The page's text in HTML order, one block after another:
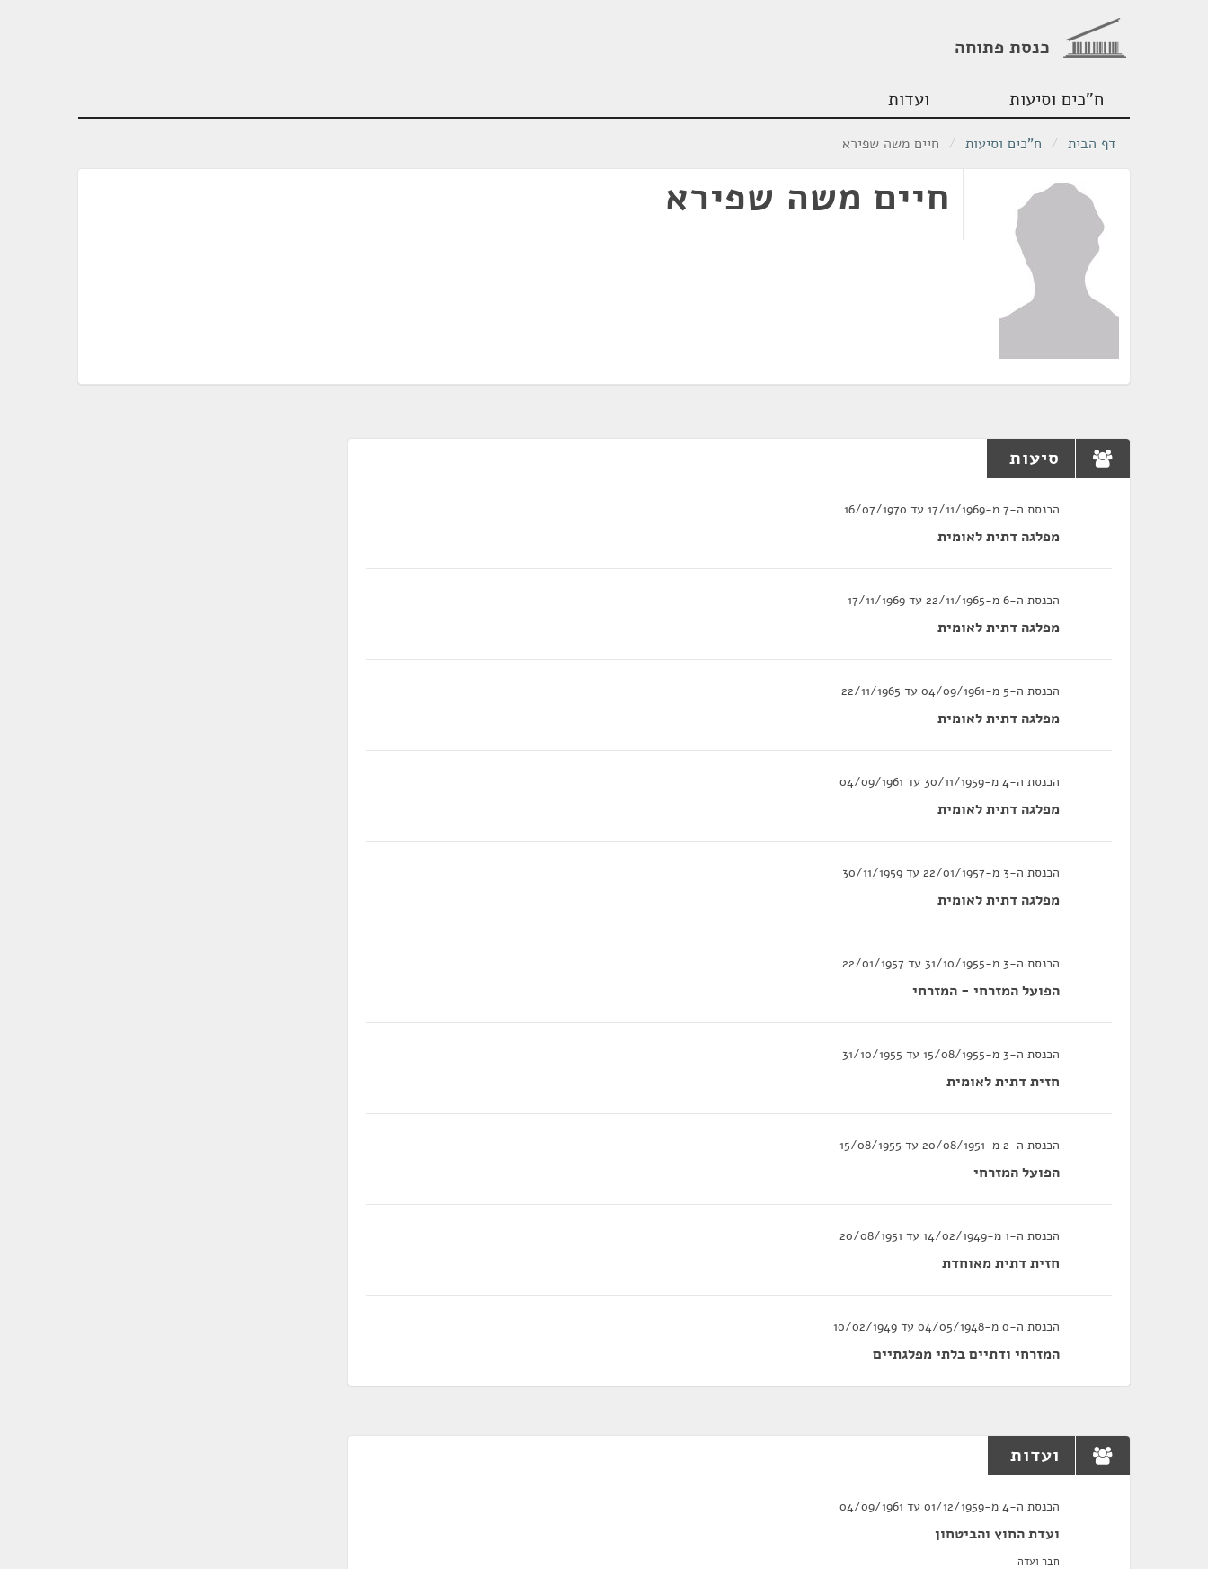
כנסת פתוחה
ח"כים וסיעות ועדות
דף הבית / ח"כים וסיעות / חיים משה שפירא
חיים משה שפירא
סיעות
הכנסת ה-7 מ-17/11/1969 עד 16/07/1970
מפלגה דתית לאומית
הכנסת ה-6 מ-22/11/1965 עד 17/11/1969
מפלגה דתית לאומית
הכנסת ה-5 מ-04/09/1961 עד 22/11/1965
מפלגה דתית לאומית
הכנסת ה-4 מ-30/11/1959 עד 04/09/1961
מפלגה דתית לאומית
הכנסת ה-3 מ-22/01/1957 עד 30/11/1959
מפלגה דתית לאומית
הכנסת ה-3 מ-31/10/1955 עד 22/01/1957
הפועל המזרחי - המזרחי
הכנסת ה-3 מ-15/08/1955 עד 31/10/1955
חזית דתית לאומית
הכנסת ה-2 מ-20/08/1951 עד 15/08/1955
הפועל המזרחי
הכנסת ה-1 מ-14/02/1949 עד 20/08/1951
חזית דתית מאוחדת
הכנסת ה-0 מ-04/05/1948 עד 10/02/1949
המזרחי ודתיים בלתי מפלגתיים
ועדות
הכנסת ה-4 מ-01/12/1959 עד 04/09/1961
ועדת החוץ והביטחון
חבר ועדה